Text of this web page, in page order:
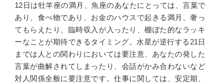
12日は牡羊座の満月、魚座のあなたにとっては、言葉で
あり、食べ物であり、お金のハウスで起きる満月、奢っ
てもらえたり、臨時収入が入ったり、棚ぼた的なラッキ
ーなことが期待できるタイミング。水星が逆行する21日
までは人との関わりにおいては要注意、あなたの発した
言葉が曲解されてしまったり、会話がかみ合わないなど
対人関係全般に要注意です。仕事に関しては、安定期、